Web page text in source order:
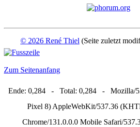
© 2026 René Thiel (Seite zuletzt
Zum Seitenanfang
Ende: 0,284 - Total: 0,284 - Mozilla/
Pixel 8) AppleWebKit/537.36
Chrome/131.0.0.0 Mobile Safari/